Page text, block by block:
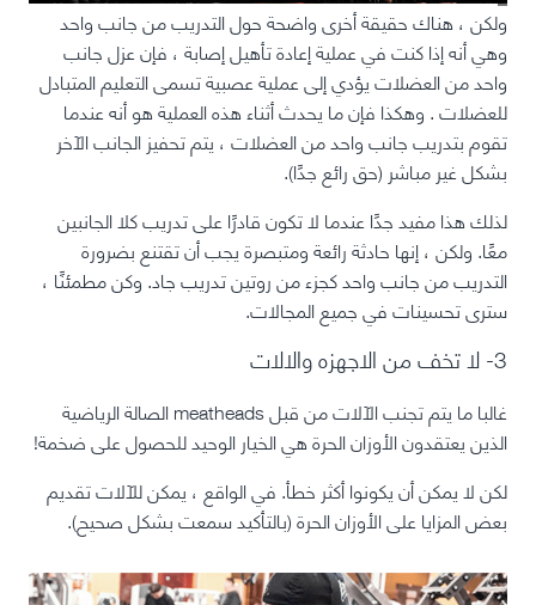
ولكن ، هناك حقيقة أخرى واضحة حول التدريب من جانب واحد
وهي أنه إذا كنت في عملية إعادة تأهيل إصابة ، فإن عزل جانب
واحد من العضلات يؤدي إلى عملية عصبية تسمىالتعليم المتبادل
للعضلات. وهكذا فإن ما يحدث أثناء هذه العملية هو أنهعندما
تقوم بتدريب جانب واحد من العضلات ، يتم تحفيز الجانب الآخر
بشكل غير مباشر (حق رائع جدًا).
لذلك هذا مفيد جدًا عندما لا تكون قادرًا على تدريب كلا الجانبين
معًا. ولكن ، إنها حادثة رائعة ومتبصرة يجب أن تقتنع بضرورة
التدريب من جانب واحد كجزء من روتين تدريب جاد. وكن مطمئنًا ،
سترى تحسينات في جميع المجالات.
3- لا تخف من الاجهزه والالات
غالبا ما يتم تجنب الآلات من قبل meatheads الصالة الرياضية
الذين يعتقدون الأوزان الحرة هي الخيار الوحيد للحصول على ضخمة!
لكن لا يمكن أن يكونوا أكثر خطأ. في الواقع ،يمكن للآلات تقديم
بعض المزايا على الأوزان الحرة(بالتأكيد سمعت بشكل صحيح).